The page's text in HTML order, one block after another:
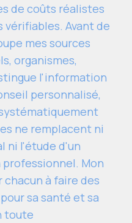
de coûts réalistes
Avant de
mes sources
organismes,
l'information
personnalisé,
ne remplacent ni
ni l'étude d'un
Mon
à faire des
sa santé et sa
toute